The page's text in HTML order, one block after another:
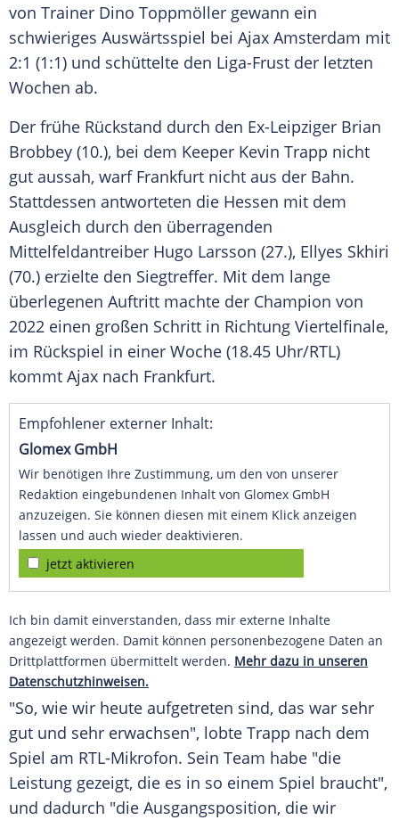
von Trainer Dino Toppmöller gewann ein
schwieriges Auswärtsspiel bei Ajax Amsterdam mit
2:1 (1:1) und schüttelte den Liga-Frust der letzten
Wochen ab.
Der frühe Rückstand durch den Ex-Leipziger Brian
Brobbey (10.), bei dem Keeper Kevin Trapp nicht
gut aussah, warf Frankfurt nicht aus der Bahn.
Stattdessen antworteten die Hessen mit dem
Ausgleich durch den überragenden
Mittelfeldantreiber Hugo Larsson (27.), Ellyes Skhiri
(70.) erzielte den Siegtreffer. Mit dem lange
überlegenen Auftritt machte der Champion von
2022 einen großen Schritt in Richtung Viertelfinale,
im Rückspiel in einer Woche (18.45 Uhr/RTL)
kommt Ajax nach Frankfurt.
Empfohlener externer Inhalt:
Glomex GmbH
Wir benötigen Ihre Zustimmung, um den von unserer
Redaktion eingebundenen Inhalt von Glomex GmbH
anzuzeigen. Sie können diesen mit einem Klick anzeigen
lassen und auch wieder deaktivieren.
jetzt aktivieren
Ich bin damit einverstanden, dass mir externe Inhalte
angezeigt werden. Damit können personenbezogene Daten an
Drittplattformen übermittelt werden. Mehr dazu in unseren
Datenschutzhinweisen.
"So, wie wir heute aufgetreten sind, das war sehr
gut und sehr erwachsen", lobte Trapp nach dem
Spiel am RTL-Mikrofon. Sein Team habe "die
Leistung gezeigt, die es in so einem Spiel braucht",
und dadurch "die Ausgangsposition, die wir